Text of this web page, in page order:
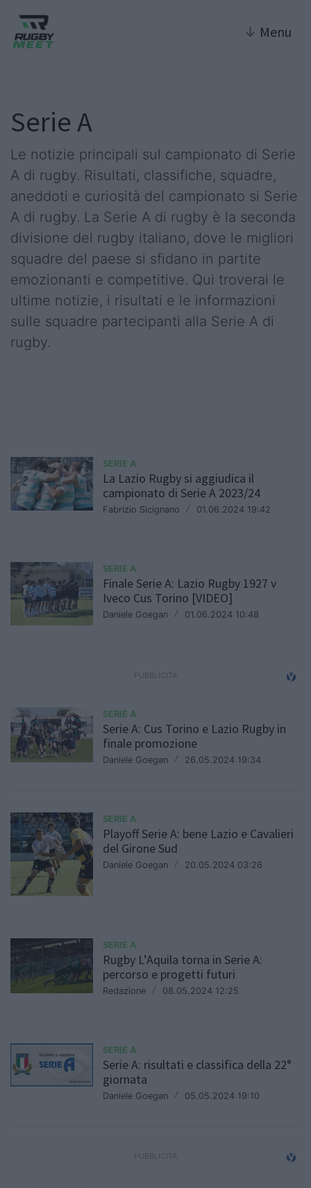
↓ Menu
Serie A
Le notizie principali sul campionato di Serie
A di rugby. Risultati, classifiche, squadre,
aneddoti e curiosità del campionato si Serie
A di rugby. La Serie A di rugby è la seconda
divisione del rugby italiano, dove le migliori
squadre del paese si sfidano in partite
emozionanti e competitive. Qui troverai le
ultime notizie, i risultati e le informazioni
sulle squadre partecipanti alla Serie A di
rugby.
SERIE A
La Lazio Rugby si aggiudica il
campionato di Serie A 2023/24
Fabrizio Sicignano / 01.06.2024 19:42
SERIE A
Finale Serie A: Lazio Rugby 1927 v
Iveco Cus Torino [VIDEO]
Daniele Goegan / 01.06.2024 10:48
SERIE A
Serie A: Cus Torino e Lazio Rugby in
finale promozione
Daniele Goegan / 26.05.2024 19:34
SERIE A
Playoff Serie A: bene Lazio e Cavalieri
del Girone Sud
Daniele Goegan / 20.05.2024 03:26
SERIE A
Rugby L’Aquila torna in Serie A:
percorso e progetti futuri
Redazione / 08.05.2024 12:25
SERIE A
Serie A: risultati e classifica della 22°
giornata
Daniele Goegan / 05.05.2024 19:10